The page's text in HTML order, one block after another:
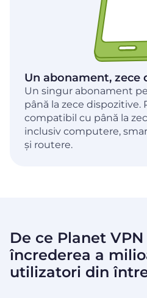
Un abonament, zece
Un singur abonament
până la zece dispozitive.
compatibil cu până la
inclusiv computere,
și routere.
De ce Planet
încrederea a
utilizatori din